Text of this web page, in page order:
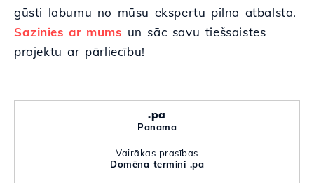
gūsti labumu no mūsu ekspertu pilna atbalsta.
Sazinies ar mums un sāc savu tiešsaistes
projektu ar pārliecību!
.pa
Panama
Vairākas prasības
Domēna termini .pa